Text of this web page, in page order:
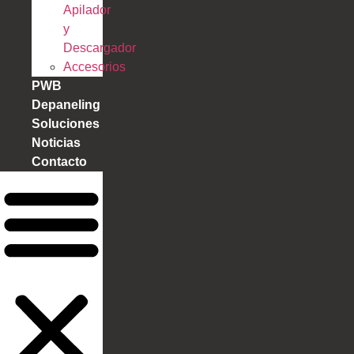
Apilador
y
Descargador
Accesorios
PWB
Depaneling
Soluciones
Noticias
Contacto